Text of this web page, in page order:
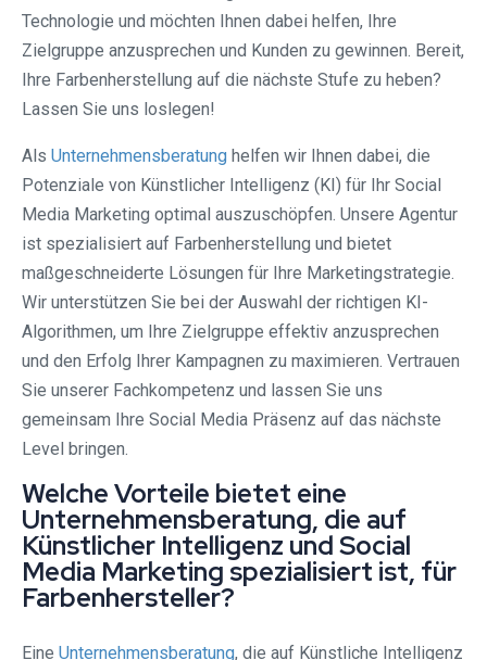
Technologie und möchten Ihnen dabei helfen, Ihre
Zielgruppe anzusprechen und Kunden zu gewinnen. Bereit,
Ihre Farbenherstellung auf die nächste Stufe zu heben?
Lassen Sie uns loslegen!
Als Unternehmensberatung helfen wir Ihnen dabei, die
Potenziale von Künstlicher Intelligenz (KI) für Ihr Social
Media Marketing optimal auszuschöpfen. Unsere Agentur
ist spezialisiert auf Farbenherstellung und bietet
maßgeschneiderte Lösungen für Ihre Marketingstrategie.
Wir unterstützen Sie bei der Auswahl der richtigen KI-
Algorithmen, um Ihre Zielgruppe effektiv anzusprechen
und den Erfolg Ihrer Kampagnen zu maximieren. Vertrauen
Sie unserer Fachkompetenz und lassen Sie uns
gemeinsam Ihre Social Media Präsenz auf das nächste
Level bringen.
Welche Vorteile bietet eine
Unternehmensberatung, die auf
Künstlicher Intelligenz und Social
Media Marketing spezialisiert ist, für
Farbenhersteller?
Eine Unternehmensberatung, die auf Künstliche Intelligenz